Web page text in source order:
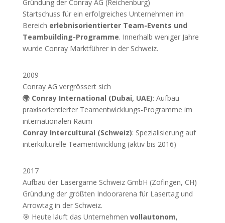
Gründung der Conray AG (Reichenburg)
Startschuss für ein erfolgreiches Unternehmen im
Bereich erlebnisorientierter Team-Events und
Teambuilding-Programme. Innerhalb weniger Jahre
wurde Conray Marktführer in der Schweiz.
2009
Conray AG vergrössert sich
🌍 Conray International (Dubai, UAE): Aufbau
praxisorientierter Teamentwicklungs-Programme im
internationalen Raum
Conray Intercultural (Schweiz): Spezialisierung auf
interkulturelle Teamentwicklung (aktiv bis 2016)
2017
Aufbau der Lasergame Schweiz GmbH (Zofingen, CH)
Gründung der größten Indoorarena für Lasertag und
Arrowtag in der Schweiz.
🎯 Heute läuft das Unternehmen vollautonom,